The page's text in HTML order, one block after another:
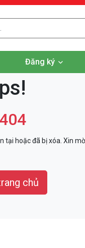
Đăng ký
tại hoặc đã bị xóa. Xin
chủ